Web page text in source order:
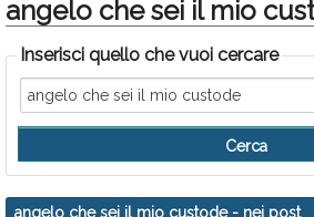
Politica
Sport
Eventi
Info Utili
Rubriche
angelo che sei il mio
Inserisci quello che vuoi cercare
angelo che sei il mio custode- nei post